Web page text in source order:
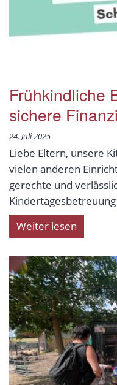
Frühkindliche
sichere
24. Juli 2025
Liebe Eltern, unsere
vielen anderen
gerechte und
Weiter lesen